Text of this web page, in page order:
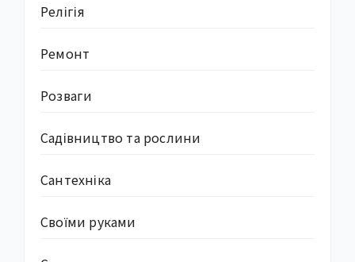
Релігія
Ремонт
Розваги
Садівництво та рослини
Сантехніка
Своїми руками